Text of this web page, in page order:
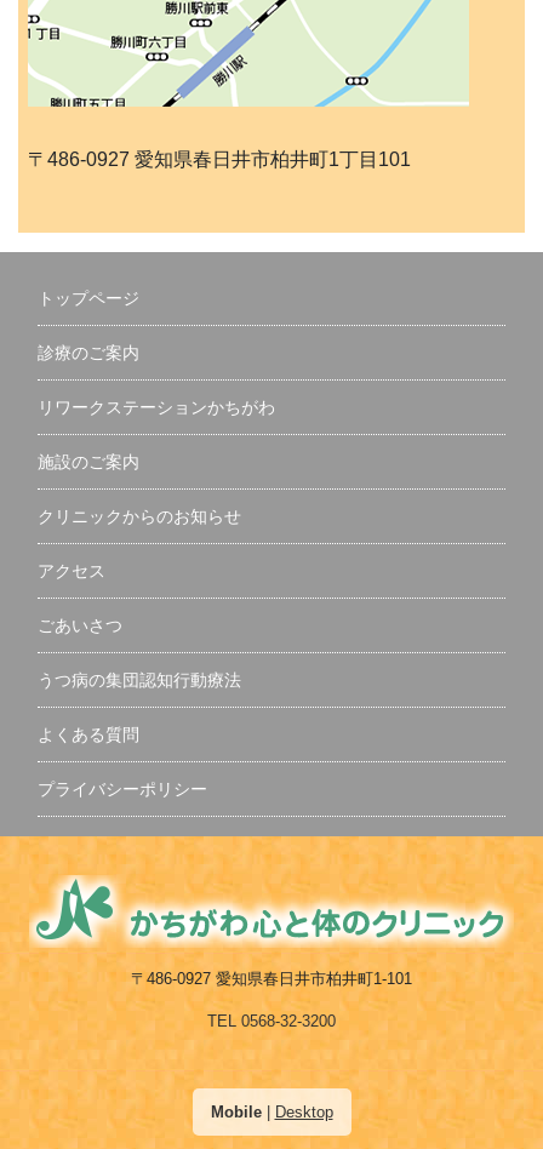
〒486-0927 愛知県春日井市柏井町1丁目101
トップページ
診療のご案内
リワークステーションかちがわ
施設のご案内
クリニックからのお知らせ
アクセス
ごあいさつ
うつ病の集団認知行動療法
よくある質問
プライバシーポリシー
〒486-0927 愛知県春日井市柏井町1-101
TEL 0568-32-3200
Mobile| Desktop